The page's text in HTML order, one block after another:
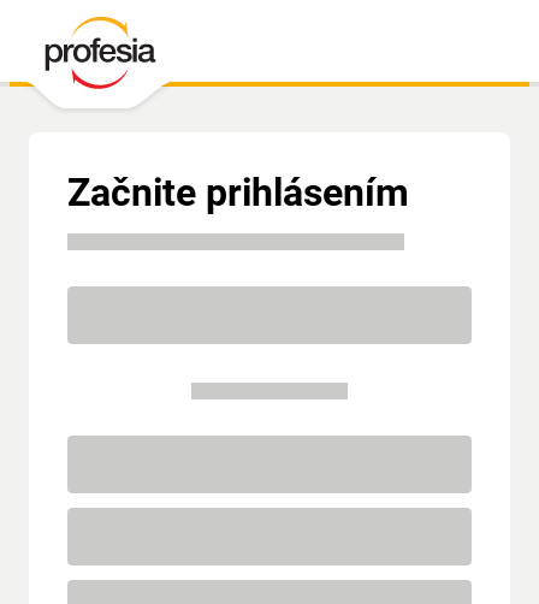
Začnite prihlásením